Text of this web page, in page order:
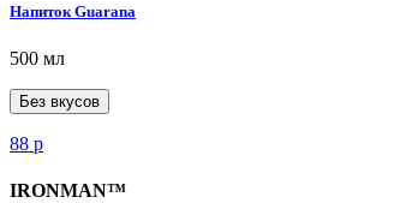
Напиток Guarana
500 мл
Без вкусов
88 р
IRONMAN™